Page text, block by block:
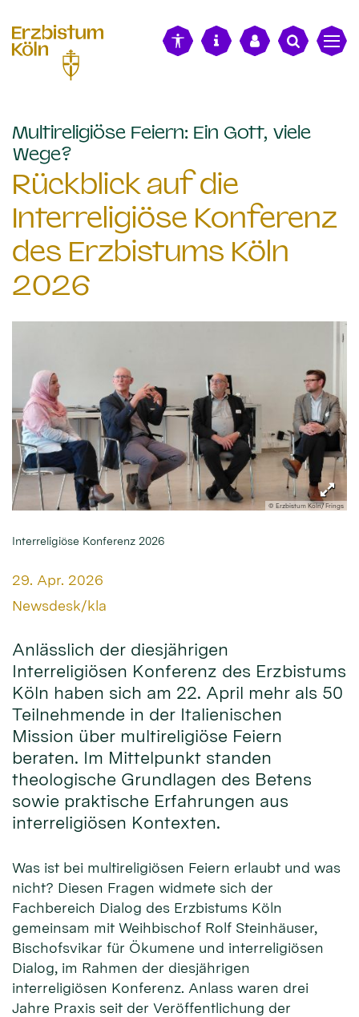
Multireligiöse Feiern: Ein Gott, viele
Wege?
Rückblick auf die
Interreligiöse Konferenz
des Erzbistums Köln
2026
© Erzbistum Köln/ Frings
Interreligiöse Konferenz 2026
Datum:
29. Apr. 2026
Von:
Newsdesk/kla
Anlässlich der diesjährigen
Interreligiösen Konferenz des Erzbistums
Köln haben sich am 22. April mehr als 50
Teilnehmende in der Italienischen
Mission über multireligiöse Feiern
beraten. Im Mittelpunkt standen
theologische Grundlagen des Betens
sowie praktische Erfahrungen aus
interreligiösen Kontexten.
Was ist bei multireligiösen Feiern erlaubt und was
nicht? Diesen Fragen widmete sich der
Fachbereich Dialog des Erzbistums Köln
gemeinsam mit Weihbischof Rolf Steinhäuser,
Bischofsvikar für Ökumene und interreligiösen
Dialog, im Rahmen der diesjährigen
interreligiösen Konferenz. Anlass waren drei
Jahre Praxis seit der Veröffentlichung der